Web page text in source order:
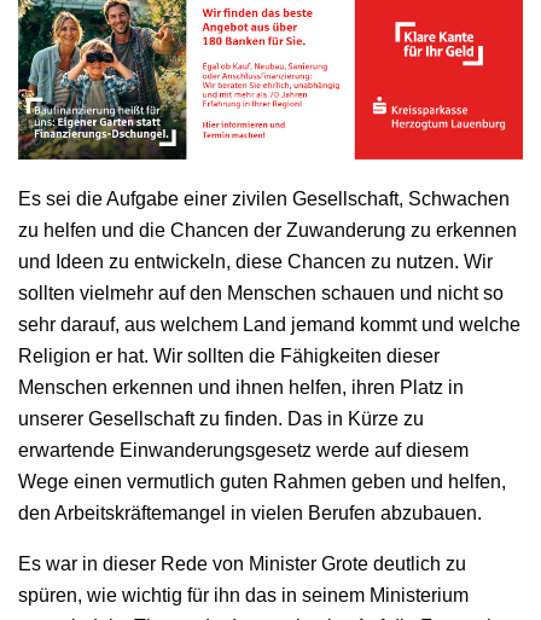
Es sei die Aufgabe einer zivilen Gesellschaft, Schwachen
zu helfen und die Chancen der Zuwanderung zu erkennen
und Ideen zu entwickeln, diese Chancen zu nutzen. Wir
sollten vielmehr auf den Menschen schauen und nicht so
sehr darauf, aus welchem Land jemand kommt und welche
Religion er hat. Wir sollten die Fähigkeiten dieser
Menschen erkennen und ihnen helfen, ihren Platz in
unserer Gesellschaft zu finden. Das in Kürze zu
erwartende Einwanderungsgesetz werde auf diesem
Wege einen vermutlich guten Rahmen geben und helfen,
den Arbeitskräftemangel in vielen Berufen abzubauen.
Es war in dieser Rede von Minister Grote deutlich zu
spüren, wie wichtig für ihn das in seinem Ministerium